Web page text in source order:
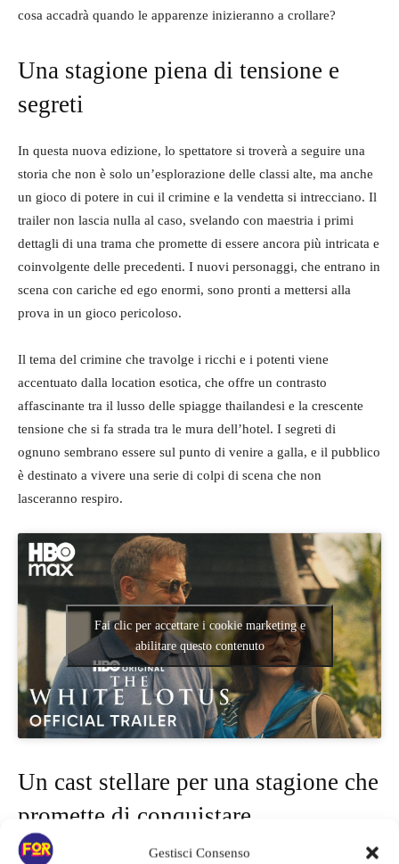
Gestisci Consenso
cosa accadrà quando le apparenze inizieranno a crollare?
Una stagione piena di tensione e
segreti
In questa nuova edizione, lo spettatore si troverà a seguire una
storia che non è solo un’esplorazione delle classi alte, ma anche
un gioco di potere in cui il crimine e la vendetta si intrecciano. Il
trailer non lascia nulla al caso, svelando con maestria i primi
dettagli di una trama che promette di essere ancora più intricata e
coinvolgente delle precedenti. I nuovi personaggi, che entrano in
scena con cariche ed ego enormi, sono pronti a mettersi alla
prova in un gioco pericoloso.
Il tema del crimine che travolge i ricchi e i potenti viene
accentuato dalla location esotica, che offre un contrasto
affascinante tra il lusso delle spiagge thailandesi e la crescente
tensione che si fa strada tra le mura dell’hotel. I segreti di
ognuno sembrano essere sul punto di venire a galla, e il pubblico
è destinato a vivere una serie di colpi di scena che non
lasceranno respiro.
Fai clic per accettare i cookie marketing e
abilitare questo contenuto
Un cast stellare per una stagione che
promette di conquistare